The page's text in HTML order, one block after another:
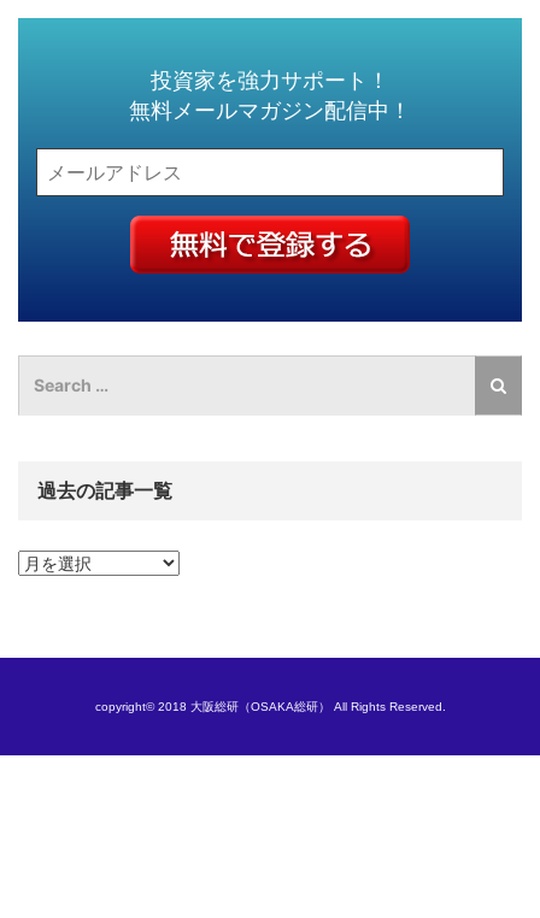
投資家を強力サポート！
無料メールマガジン配信中！
過去の記事一覧
過
事
copyright© 2018 大阪総研（OSAKA総研） All Rights Reserved.